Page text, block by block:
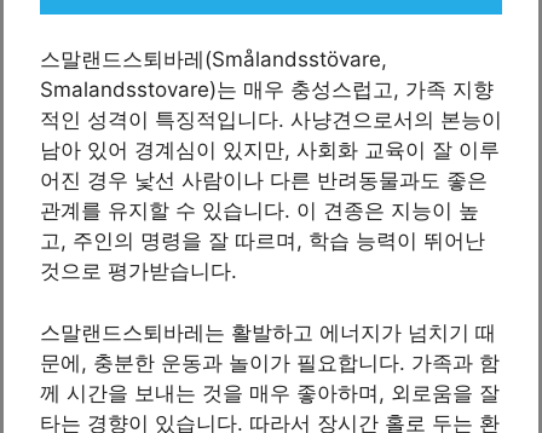
스말랜드스퇴바레(Smålandsstövare,
Smalandsstovare)는 매우 충성스럽고, 가족 지향
적인 성격이 특징적입니다. 사냥견으로서의 본능이
남아 있어 경계심이 있지만, 사회화 교육이 잘 이루
어진 경우 낯선 사람이나 다른 반려동물과도 좋은
관계를 유지할 수 있습니다. 이 견종은 지능이 높
고, 주인의 명령을 잘 따르며, 학습 능력이 뛰어난
것으로 평가받습니다.
스말랜드스퇴바레는 활발하고 에너지가 넘치기 때
문에, 충분한 운동과 놀이가 필요합니다. 가족과 함
께 시간을 보내는 것을 매우 좋아하며, 외로움을 잘
타는 경향이 있습니다. 따라서 장시간 홀로 두는 환